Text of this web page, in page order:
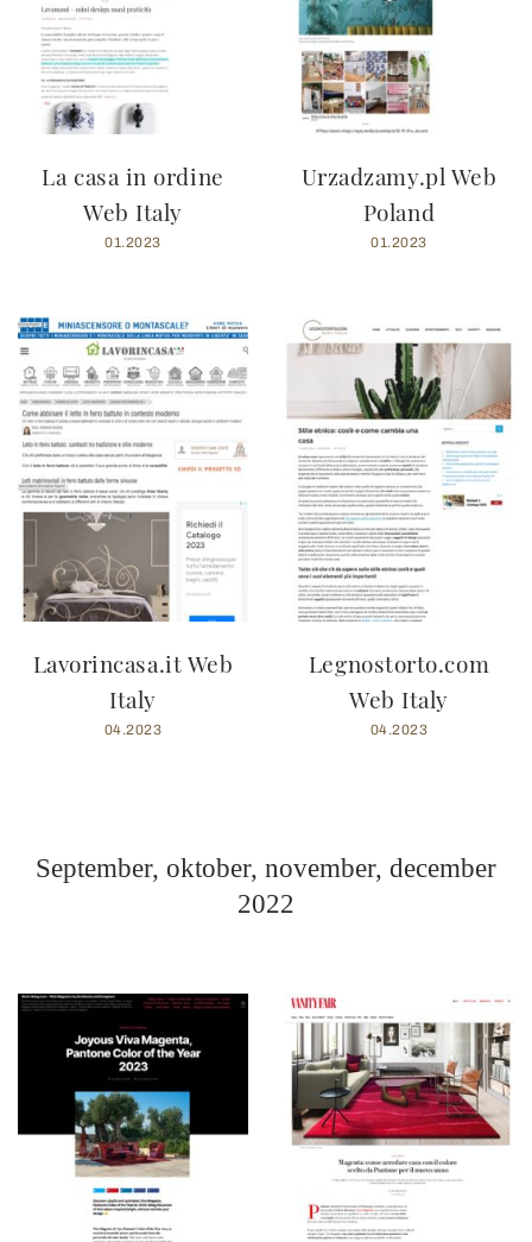
La casa in ordine
Web Italy
01.2023
Urzadzamy.pl Web
Poland
01.2023
Lavorincasa.it Web
Italy
04.2023
Legnostorto.com
Web Italy
04.2023
September, oktober, november, december
2022